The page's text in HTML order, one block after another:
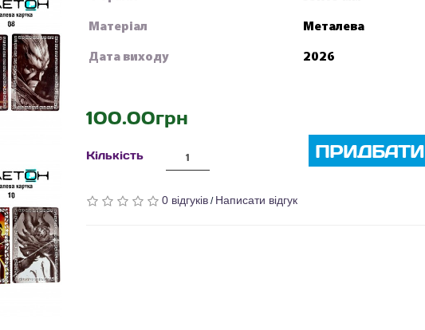
Матеріал
Металева
Дата виходу
2026
100.00грн
Кількість ПРИДБАТИ
0 відгуків / Написати відгук